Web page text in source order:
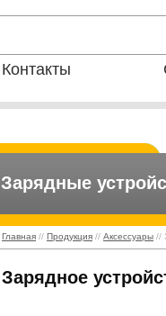
Контакты
Зарядные
Главная // Продукция // Аксессуары //
Зарядное